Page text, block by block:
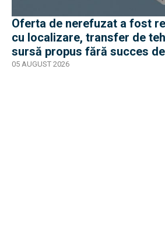
Oferta de nerefuzat a fost
cu localizare, transfer de
sursă propus fără succes
05 AUGUST 2026